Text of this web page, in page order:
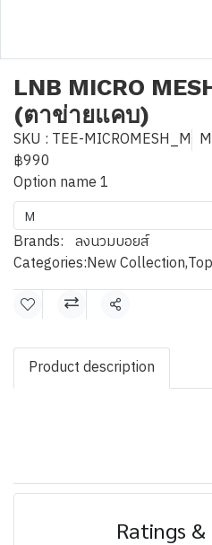
LNB MICRO
(ตาข่ายแคบ)
SKU : TEE-MICROMESH_M M
฿990
Option name 1
M
Brands: ลงนวมบอยส์
Categories:New Collection,
Share
Product description
Ratings &